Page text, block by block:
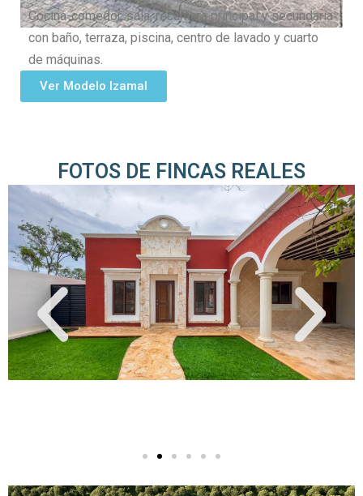
Cocina-comedor, sala, recámara principal y secundaria
con baño, terraza, piscina, centro de lavado y cuarto
de máquinas.
Ver Modelo Izamal
FOTOS DE FINCAS REALES